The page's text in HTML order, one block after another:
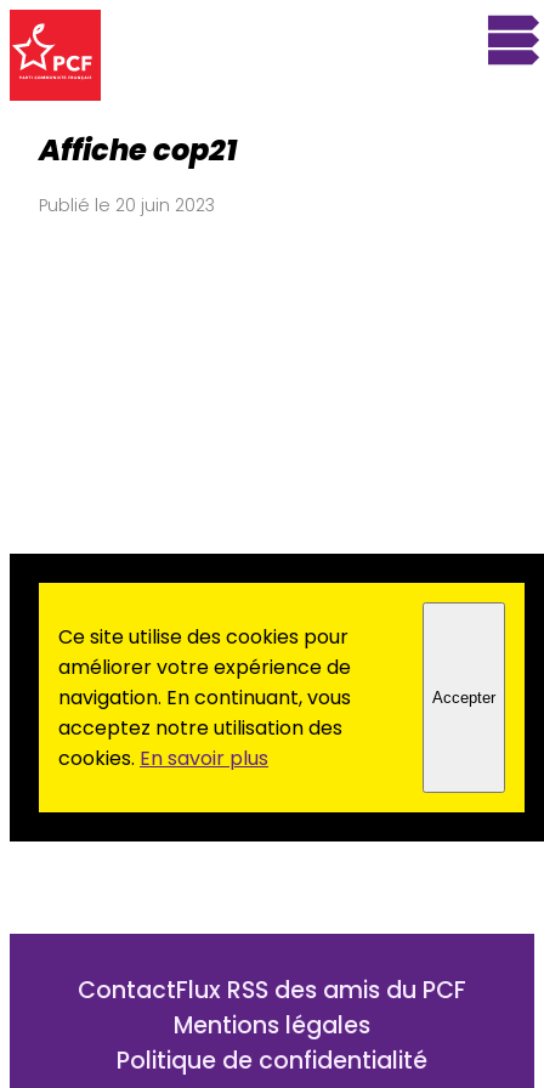
Affiche cop21
Publié le 20 juin 2023
Ce site utilise des cookies pour
améliorer votre expérience de
navigation. En continuant, vous
acceptez notre utilisation des
cookies. En savoir plus
Accepter
ContactFlux RSS des amis du PCF
Mentions légales
Politique de confidentialité